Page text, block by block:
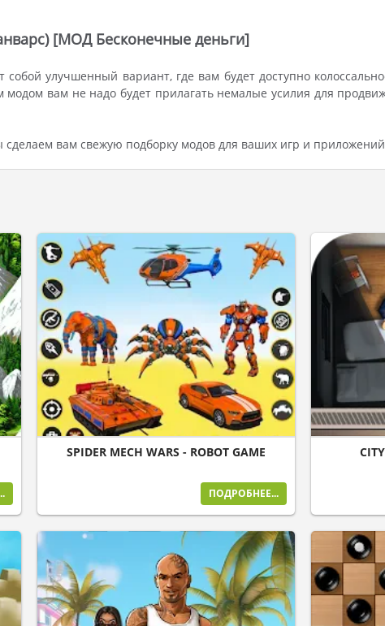
[МОД Бесконечные деньги]
улучшенный вариант, где вам будет доступно
вам не надо будет прилагать немалые усилия для
вам свежую подборку модов для ваших игр и
SPIDER MECH WARS - ROBOT GAME
ПОДРОБНЕЕ...